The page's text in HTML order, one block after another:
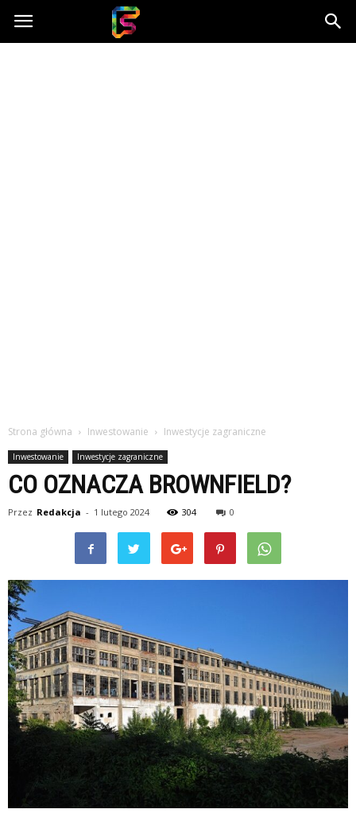
Fasingenergia.pl
Strona główna Inwestowanie Inwestycje zagraniczne
Inwestowanie Inwestycje zagraniczne
CO OZNACZA BROWNFIELD?
Przez Redakcja - 1 lutego 2024 304 0